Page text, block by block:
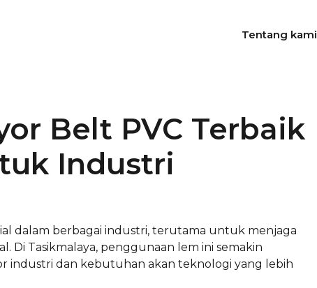
Tentang kami
Belt PVC Terbaik
Industri
dalam berbagai industri, terutama untuk menjaga
Di Tasikmalaya, penggunaan lem ini semakin
industri dan kebutuhan akan teknologi yang lebih